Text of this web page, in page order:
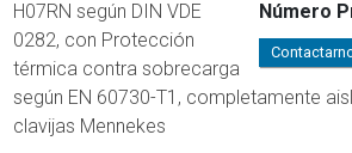
Número
H07RN según DIN VDE
0282, con Protección
térmica contra sobrecarga
según EN 60730-T1, completamente
clavijas Mennekes